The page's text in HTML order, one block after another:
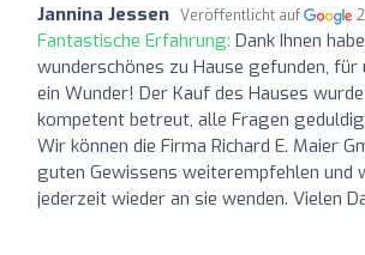
Jannina Jessen Veröffentlicht auf
Fantastische Erfahrung: Dank Ihnen
wunderschönes zu Hause gefunden, für
ein Wunder! Der Kauf des Hauses
kompetent betreut, alle Fragen
Wir können die Firma Richard E. Maier
guten Gewissens weiterempfehlen und
jederzeit wieder an sie wenden. Vielen